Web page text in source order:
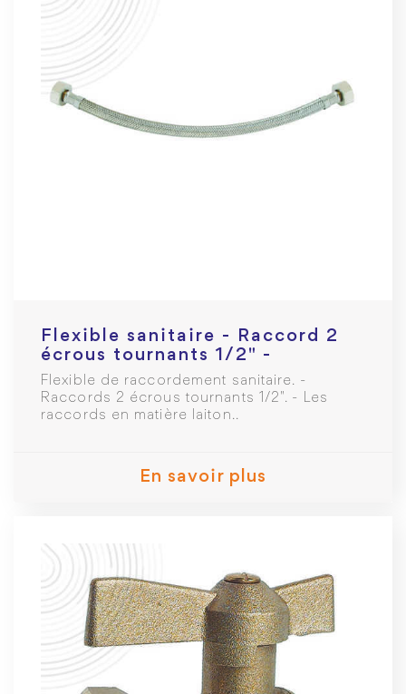
Flexible sanitaire - Raccord 2
écrous tournants 1/2" -
Longueur : 1000mm - DN10
Flexible de raccordement sanitaire. -
Raccords 2 écrous tournants 1/2". - Les
raccords en matière laiton..
En savoir plus